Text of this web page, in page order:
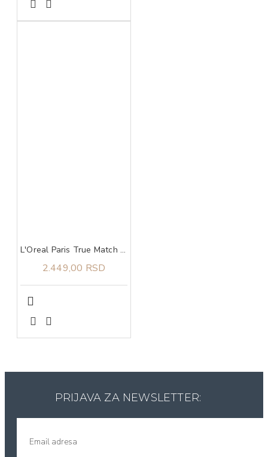
L'Oreal Paris True Match tonirani serum 4-5
2.449,00 RSD
PRIJAVA ZA NEWSLETTER: